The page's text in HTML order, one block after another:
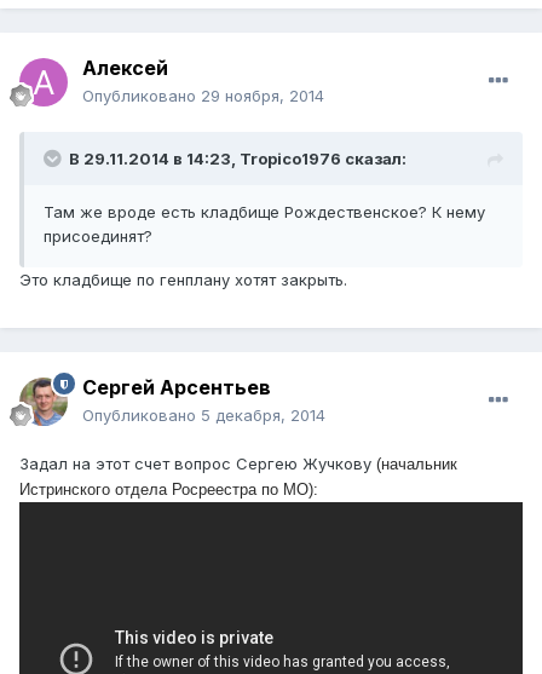
Алексей
Опубликовано 29 ноября, 2014
В 29.11.2014 в 14:23, Tropico1976 сказал:
Там же вроде есть кладбище Рождественское? К нему
присоединят?
Это кладбище по генплану хотят закрыть.
Сергей Арсентьев
Опубликовано 5 декабря, 2014
Задал на этот счет вопрос Сергею Жучкову (начальник
Истринского отдела Росреестра по МО):